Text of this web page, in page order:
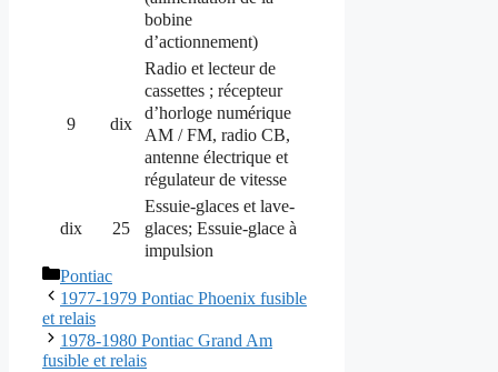
bobine
d’actionnement)
9 dix
Radio et lecteur de
cassettes ; récepteur
d’horloge numérique
AM / FM, radio CB,
antenne électrique et
régulateur de vitesse
dix 25
Essuie-glaces et lave-
glaces; Essuie-glace à
impulsion
Catégories
Pontiac
1977-1979 Pontiac Phoenix fusible
et relais
1978-1980 Pontiac Grand Am
fusible et relais